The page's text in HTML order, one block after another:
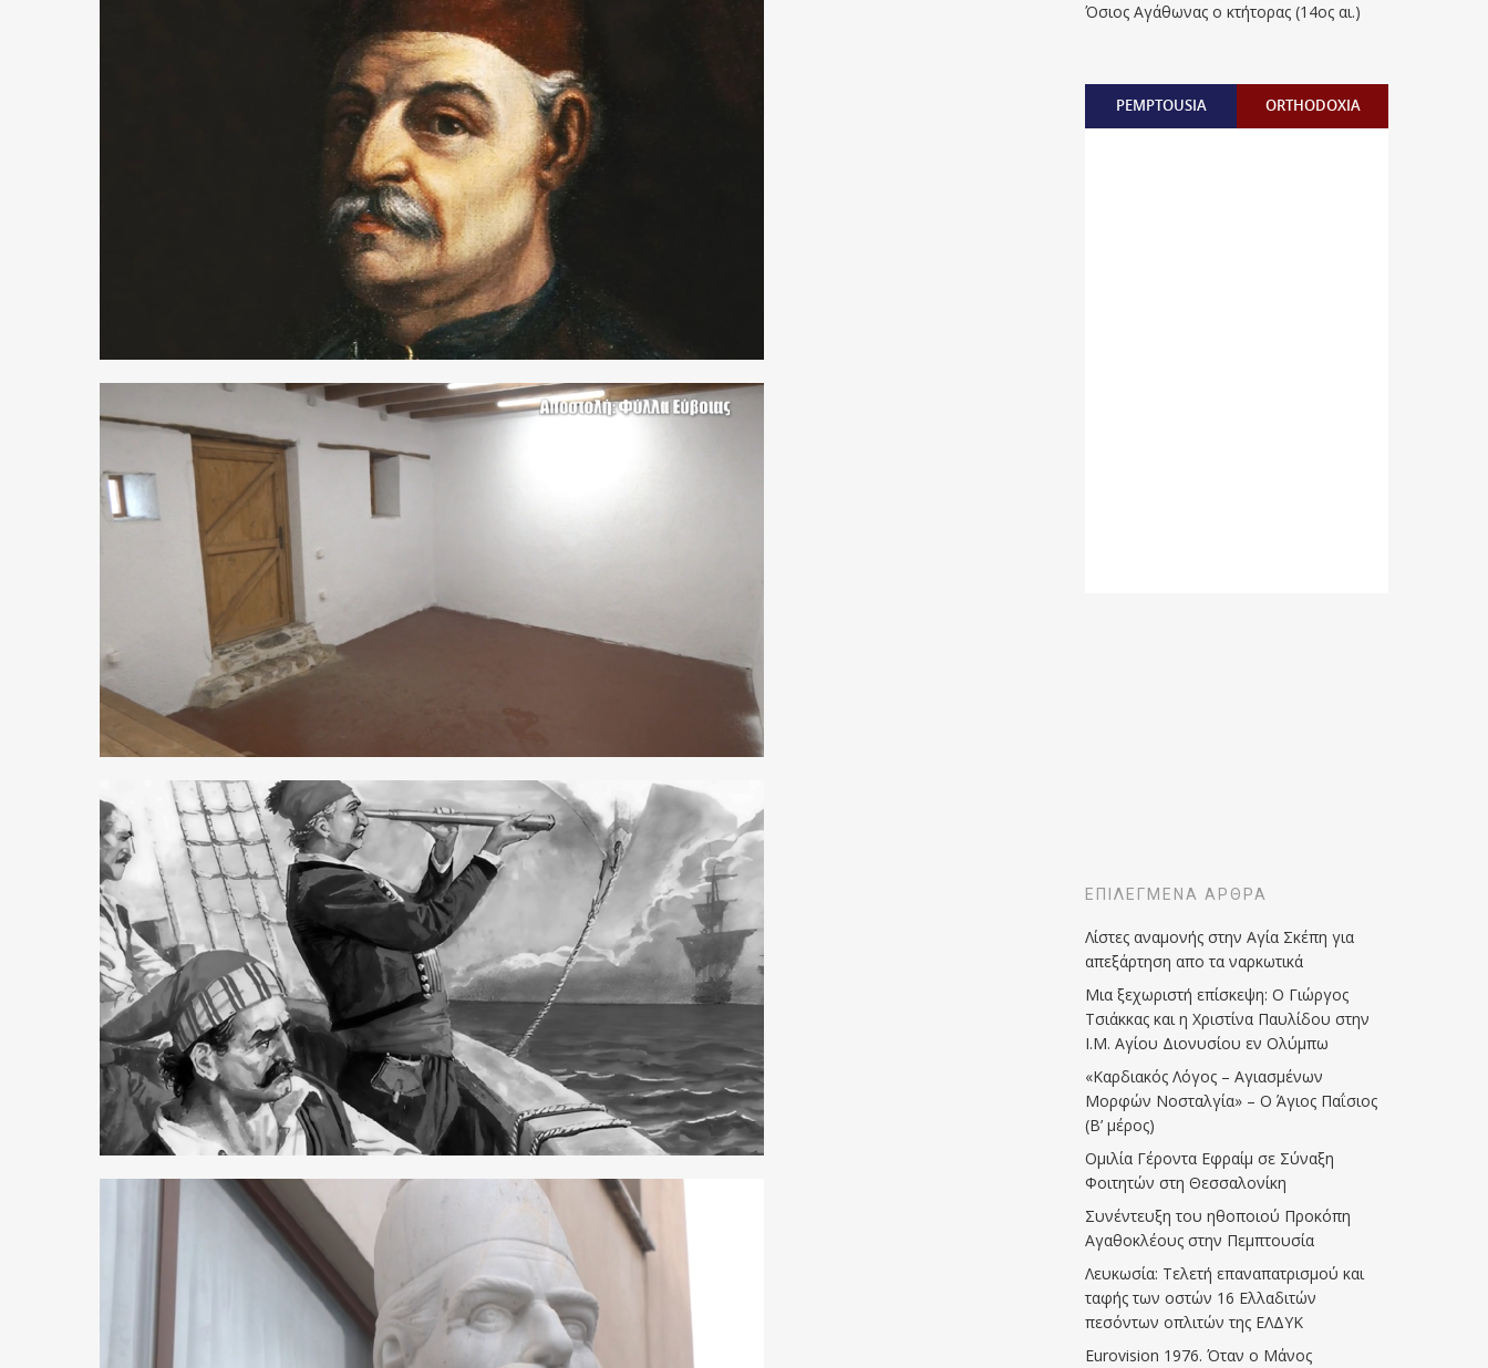
Όσιος Αγάθωνας ο κτήτορας (14ος αι.)
PEMPTOUSIA ORTHODOXIA
ΕΠΙΛΕΓΜΈΝΑ ΆΡΘΡΑ
Λίστες αναμονής στην Αγία Σκέπη για
απεξάρτηση απο τα ναρκωτικά
Μια ξεχωριστή επίσκεψη: Ο Γιώργος
Τσιάκκας και η Χριστίνα Παυλίδου στην
Ι.Μ. Αγίου Διονυσίου εν Ολύμπω
«Καρδιακός Λόγος – Αγιασμένων
Μορφών Νοσταλγία» – Ο Άγιος Παΐσιος
(Β’ μέρος)
Ομιλία Γέροντα Εφραίμ σε Σύναξη
Φοιτητών στη Θεσσαλονίκη
Συνέντευξη του ηθοποιού Προκόπη
Αγαθοκλέους στην Πεμπτουσία
Λευκωσία: Τελετή επαναπατρισμού και
ταφής των οστών 16 Ελλαδιτών
πεσόντων οπλιτών της ΕΛΔΥΚ
Eurovision 1976. Όταν ο Μάνος